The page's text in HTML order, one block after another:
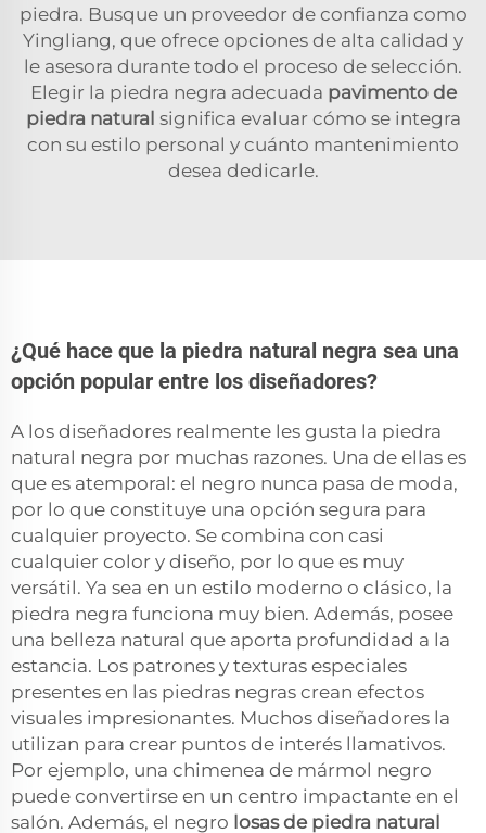
piedra. Busque un proveedor de confianza como
Yingliang, que ofrece opciones de alta calidad y
le asesora durante todo el proceso de selección.
Elegir la piedra negra adecuada pavimento de
piedra natural significa evaluar cómo se integra
con su estilo personal y cuánto mantenimiento
desea dedicarle.
¿Qué hace que la piedra natural negra sea una
opción popular entre los diseñadores?
A los diseñadores realmente les gusta la piedra
natural negra por muchas razones. Una de ellas es
que es atemporal: el negro nunca pasa de moda,
por lo que constituye una opción segura para
cualquier proyecto. Se combina con casi
cualquier color y diseño, por lo que es muy
versátil. Ya sea en un estilo moderno o clásico, la
piedra negra funciona muy bien. Además, posee
una belleza natural que aporta profundidad a la
estancia. Los patrones y texturas especiales
presentes en las piedras negras crean efectos
visuales impresionantes. Muchos diseñadores la
utilizan para crear puntos de interés llamativos.
Por ejemplo, una chimenea de mármol negro
puede convertirse en un centro impactante en el
salón. Además, el negro losas de piedra natural